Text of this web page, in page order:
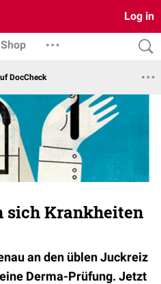
Log in
Shop
DocCheck
sich Krankheiten
an den üblen Juckreiz
Derma-Prüfung. Jetzt